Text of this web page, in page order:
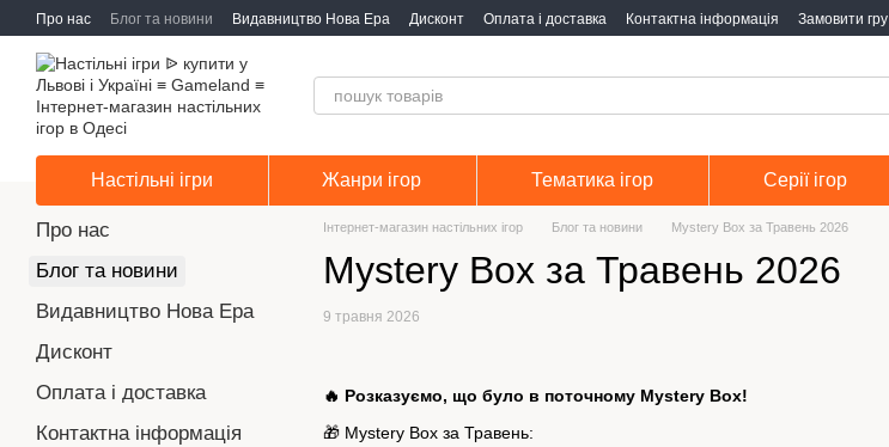
Перейти до основного контенту
Про нас Блог та новини Видавництво Нова Ера Дисконт Оплата і доставка Контактна інформація Замовити гру
Настільні ігри Жанри ігор Тематика ігор Серії ігор
Інтернет-магазин настільних ігор Блог та новини Mystery Box за Травень 2026
Mystery Box за Травень 2026
9 травня 2026
🔥 Розказуємо, що було в поточному Mystery Box!
🎁 Mystery Box за Травень:
Про нас
Блог та новини
Видавництво Нова Ера
Дисконт
Оплата і доставка
Контактна інформація